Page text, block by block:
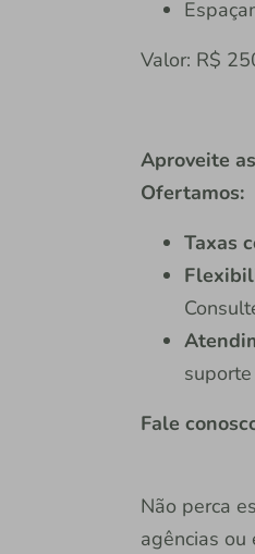
Valor: R$
Aproveite
Ofertamos:
Taxas
Fale
Não perca
agências ou